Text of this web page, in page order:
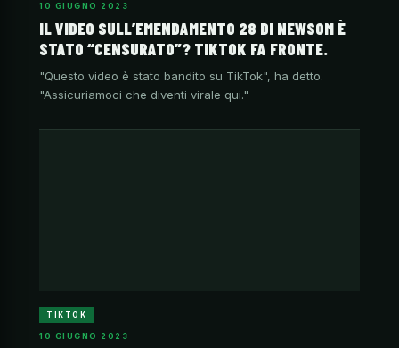
10 GIUGNO 2023
IL VIDEO SULL’EMENDAMENTO 28 DI NEWSOM È
STATO “CENSURATO”? TIKTOK FA FRONTE.
"Questo video è stato bandito su TikTok", ha detto.
"Assicuriamoci che diventi virale qui."
TIKTOK
10 GIUGNO 2023